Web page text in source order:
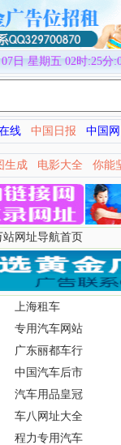
日 星期五 02时:25分
线 中国日报 中国网
生成 电影大全 你能
站网址导航首页
上海租车
专用汽车网站
广东丽都车行
中国汽车后市
汽车用品皇冠
车八网址大全
程力专用汽车